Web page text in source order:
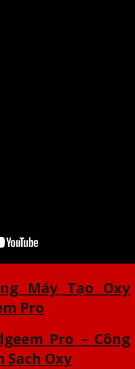
Máy Tạo Oxy
Pro
Pro – Công
Sạch Oxy